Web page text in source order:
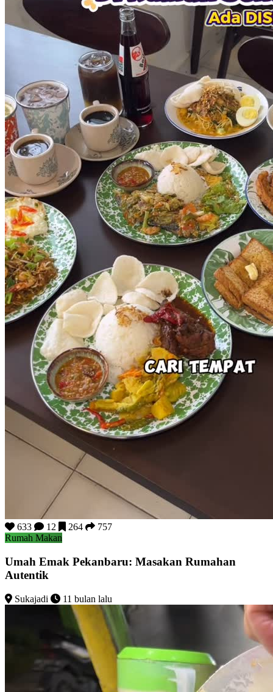
633 12 264
757
Rumah Makan
Umah Emak Pekanbaru: Masakan Rumahan
Autentik
Sukajadi 11 bulan lalu